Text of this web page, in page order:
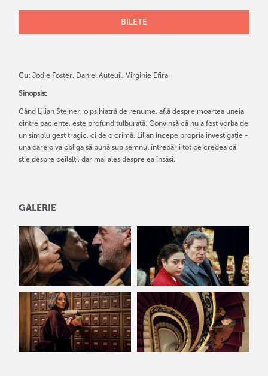
BILETE
Cu: Jodie Foster, Daniel Auteuil, Virginie Efira
Sinopsis:
Când Lilian Steiner, o psihiatră de renume, află despre moartea uneia
dintre paciente, este profund tulburată. Convinsă că nu a fost vorba de
un simplu gest tragic, ci de o crimă, Lilian începe propria investigație -
una care o va obliga să pună sub semnul întrebării tot ce credea că
știe despre ceilalți, dar mai ales despre ea însăși.
GALERIE